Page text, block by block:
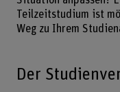
Teilzeitstudium ist
Weg zu Ihrem
Der